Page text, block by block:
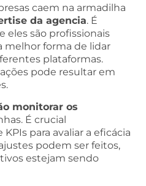
caem na armadilha
da agencia. É
são profissionais
melhor forma de lidar
plataformas.
pode resultar em
monitorar os
É crucial
para avaliar a eficácia
podem ser feitos,
estejam sendo